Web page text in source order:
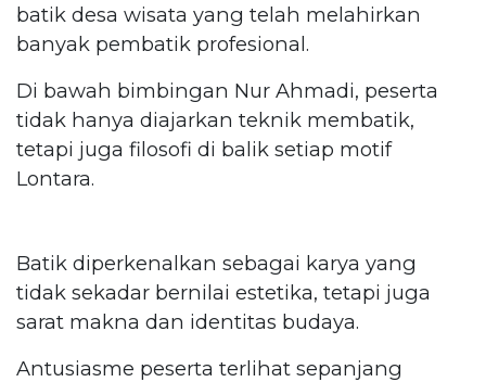
batik desa wisata yang telah melahirkan
banyak pembatik profesional.
Di bawah bimbingan Nur Ahmadi, peserta
tidak hanya diajarkan teknik membatik,
tetapi juga filosofi di balik setiap motif
Lontara.
Batik diperkenalkan sebagai karya yang
tidak sekadar bernilai estetika, tetapi juga
sarat makna dan identitas budaya.
Antusiasme peserta terlihat sepanjang